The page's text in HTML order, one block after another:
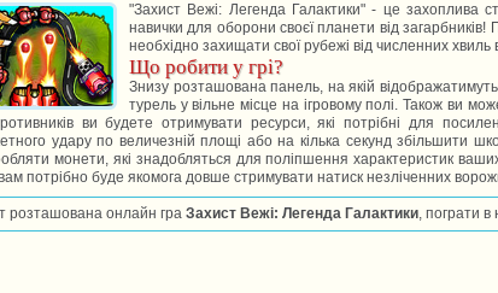
"Захист Вежі: Легенда Галактики" - це захоплива
навички для оборони своєї планети від загарбників!
необхідно захищати свої рубежі від численних
Що робити у грі?
Знизу розташована панель, на якій
турель у вільне місце на ігровому полі. Також ви
ви будете отримувати ресурси, які потрібні для
удару по величезній площі або на кілька секунд збільшити
монети, які знадобляться для поліпшення характеристик
потрібно буде якомога довше стримувати натиск незліченних
розташована онлайн гра Захист Вежі: Легенда Галактики, пограти в